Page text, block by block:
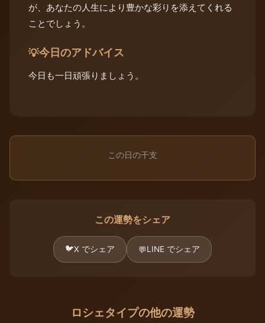
が、あなたの人生により豊かな彩りを添えてくれる
ことでしょう。
💡今日のアドバイス
今日も一日頑張りましょう。
この日の干支
この運勢をシェア
🐦X でシェア 💬LINE でシェア
ロシェタイプの他の運勢